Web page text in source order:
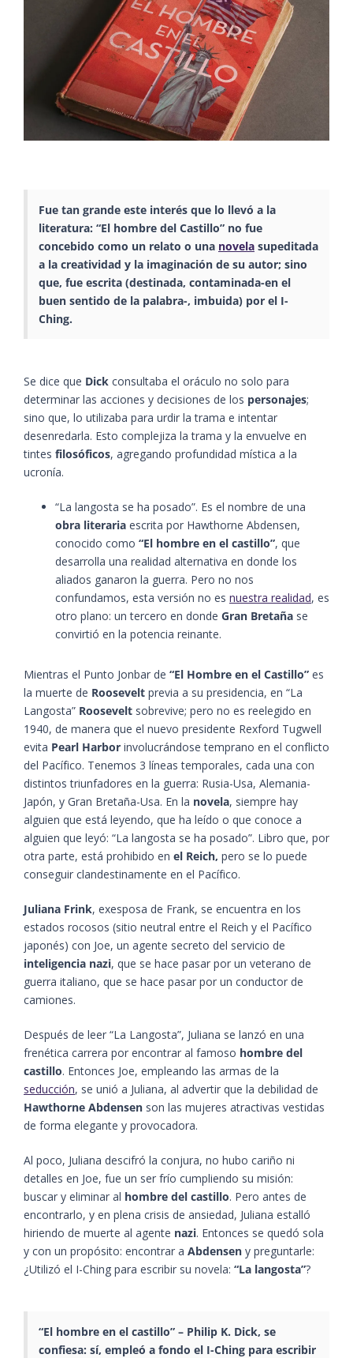
Fue tan grande este interés que lo llevó a la
literatura: “El hombre del Castillo” no fue
concebido como un relato o una novela supeditada
a la creatividad y la imaginación de su autor; sino
que, fue escrita (destinada, contaminada-en el
buen sentido de la palabra-, imbuida) por el I-
Ching.
Se dice que Dick consultaba el oráculo no solo para
determinar las acciones y decisiones de los personajes;
sino que, lo utilizaba para urdir la trama e intentar
desenredarla. Esto complejiza la trama y la envuelve en
tintes filosóficos, agregando profundidad mística a la
ucronía.
“La langosta se ha posado”. Es el nombre de una
obra literaria escrita por Hawthorne Abdensen,
conocido como “El hombre en el castillo”, que
desarrolla una realidad alternativa en donde los
aliados ganaron la guerra. Pero no nos
confundamos, esta versión no es nuestra realidad, es
otro plano: un tercero en donde Gran Bretaña se
convirtió en la potencia reinante.
Mientras el Punto Jonbar de “El Hombre en el Castillo” es
la muerte de Roosevelt previa a su presidencia, en “La
Langosta” Roosevelt sobrevive; pero no es reelegido en
1940, de manera que el nuevo presidente Rexford Tugwell
evita Pearl Harbor involucrándose temprano en el conflicto
del Pacífico. Tenemos 3 líneas temporales, cada una con
distintos triunfadores en la guerra: Rusia-Usa, Alemania-
Japón, y Gran Bretaña-Usa. En la novela, siempre hay
alguien que está leyendo, que ha leído o que conoce a
alguien que leyó: “La langosta se ha posado”. Libro que, por
otra parte, está prohibido en el Reich, pero se lo puede
conseguir clandestinamente en el Pacífico.
Juliana Frink, exesposa de Frank, se encuentra en los
estados rocosos (sitio neutral entre el Reich y el Pacífico
japonés) con Joe, un agente secreto del servicio de
inteligencia nazi, que se hace pasar por un veterano de
guerra italiano, que se hace pasar por un conductor de
camiones.
Después de leer “La Langosta”, Juliana se lanzó en una
frenética carrera por encontrar al famoso hombre del
castillo. Entonces Joe, empleando las armas de la
seducción, se unió a Juliana, al advertir que la debilidad de
Hawthorne Abdensen son las mujeres atractivas vestidas
de forma elegante y provocadora.
Al poco, Juliana descifró la conjura, no hubo cariño ni
detalles en Joe, fue un ser frío cumpliendo su misión:
buscar y eliminar al hombre del castillo. Pero antes de
encontrarlo, y en plena crisis de ansiedad, Juliana estalló
hiriendo de muerte al agente nazi. Entonces se quedó sola
y con un propósito: encontrar a Abdensen y preguntarle:
¿Utilizó el I-Ching para escribir su novela: “La langosta”?
“El hombre en el castillo” – Philip K. Dick, se
confiesa: sí, empleó a fondo el I-Ching para escribir